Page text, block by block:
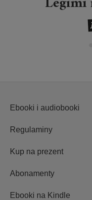
Ebooki i audiobooki
Regulaminy
Kup na prezent
Abonamenty
Ebooki na Kindle